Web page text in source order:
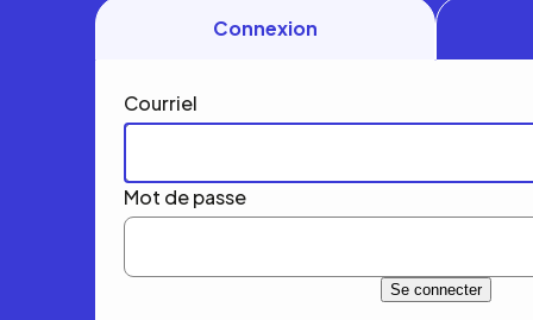
Connexion
Courriel
Mot de passe